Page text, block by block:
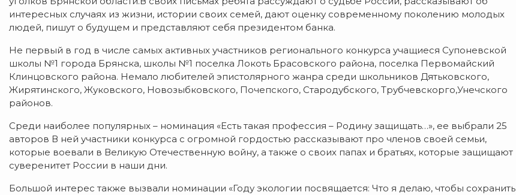
интересных случаях из жизни, истории своих семей, дают оценку современному поколению молодых
людей, пишут о будущем и представляют себя президентом банка.
Не первый в год в числе самых активных участников регионального конкурса учащиеся Супоневской
школы №1 города Брянска, школы №1 поселка Локоть Брасовского района, поселка Первомайский
Клинцовского района. Немало любителей эпистолярного жанра среди школьников Дятьковского,
Жирятинского, Жуковского, Новозыбковского, Почепского, Стародубского, Трубчевскорго,Унечского
районов.
Среди наиболее популярных – номинация «Есть такая профессия – Родину защищать…», ее выбрали 25
авторов В ней участники конкурса с огромной гордостью рассказывают про членов своей семьи,
которые воевали в Великую Отечественную войну, а также о своих папах и братьях, которые защищают
суверенитет России в наши дни.
Большой интерес также вызвали номинации «Году экологии посвящается: Что я делаю, чтобы сохранить